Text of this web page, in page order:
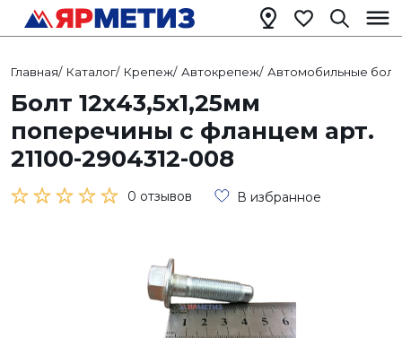
Главная/ Каталог/ Крепеж/ Автокрепеж/ Автомобильные
Болт 12х43,5х1,25мм
поперечины с фланцем арт.
21100-2904312-008
0 отзывов В избранное